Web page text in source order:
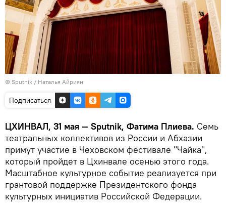
© Sputnik / Наталья Айриян
Подписаться
ЦХИНВАЛ, 31 мая — Sputnik, Фатима Плиева. Семь
театральных коллективов из России и Абхазии
примут участие в Чеховском фестивале "Чайка",
который пройдет в Цхинвале осенью этого года.
Масштабное культурное событие реализуется при
грантовой поддержке Президентского фонда
культурных инициатив Российской Федерации.